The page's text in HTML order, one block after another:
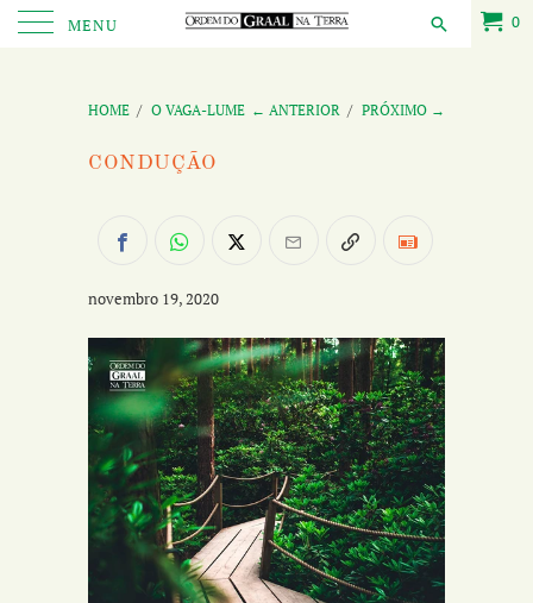
MENU 0
HOME / O VAGA-LUME ← ANTERIOR / PRÓXIMO →
CONDUÇÃO
novembro 19, 2020